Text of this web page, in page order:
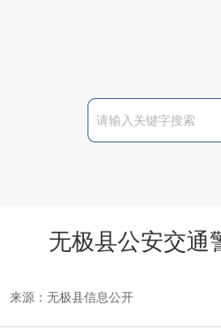
无极县公安交通
来源：无极县信息公开